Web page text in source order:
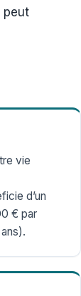
peut
vie
d’un
€ par